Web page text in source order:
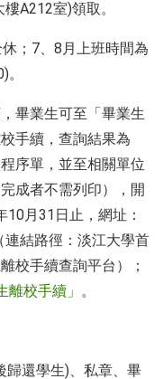
A212室)領取。
；7、8月上班時間為
畢業生可至「畢業生
手續，查詢結果為
序單，並至相關單位
成者不需列印），開
月31日止，網址：
連結路徑：淡江大學首
手續查詢平台）；
校手續」 。
歸還學生)、私章、畢